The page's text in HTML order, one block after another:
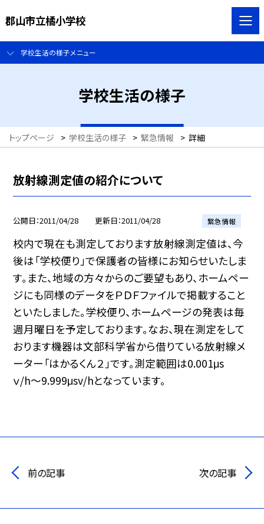
郡山市立橘小学校
学校生活の様子メニュー
学校生活の様子
トップページ > 学校生活の様子 > 緊急情報 > 詳細
放射線測定値の紹介について
公開日 2011/04/28 更新日 2011/04/28 緊急情報
校内で現在も測定しております放射線測定値は、今
後は「学校便り」で保護者の皆様にお知らせいたしま
す。また、地域の方々からのご要望もあり、ホームペー
ジにも同様のデータをＰＤＦファイルで掲載すること
といたしました。学校便り、ホームページの発表は毎
週月曜日を予定しております。なお、現在測定をして
おります機器は文部科学省から借りている放射線メ
ーター「はかるくん２」です。測定範囲は0.001μs
ｖ/h〜9.999μsv/hとなっています。
前の記事 次の記事